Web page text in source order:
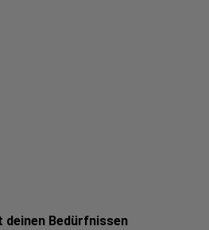
deinen Bedürfnissen